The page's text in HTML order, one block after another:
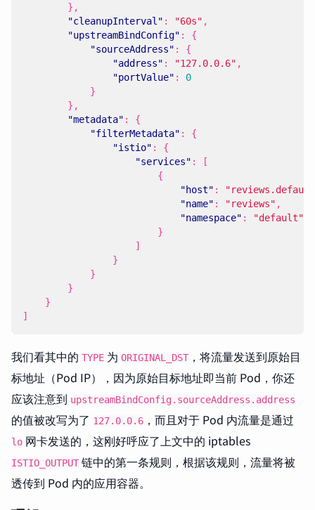
},
"cleanupInterval" : "60s" ,
"upstreamBindConfig" :
{
"sourceAddress" :
{
"address" : "127.0.0.6" ,
"portValue" :
0
}
},
"metadata" :
{
"filterMetadata" :
{
"istio" :
{
"services" :
[
{
"host" :
"name" : "reviews" ,
"namespace" :
"default"
}
]
}
}
}
}
]
我们看其中的 TYPE 为 ORIGINAL_DST ，将流量发送到原始目
标地址（Pod IP），因为原始目标地址即当前 Pod，你还
应该注意到 upstreamBindConfig.sourceAddress.address
的值被改写为了 127.0.0.6 ，而且对于 Pod 内流量是通过
lo 网卡发送的，这刚好呼应了上文中的 iptables
ISTIO_OUTPUT 链中的第一条规则，根据该规则，流量将被
透传到 Pod 内的应用容器。